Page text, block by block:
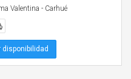
Valentina - Carhué
disponibilidad